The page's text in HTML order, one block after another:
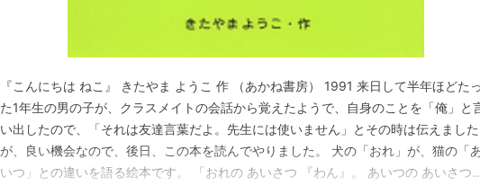
『こんにちは ねこ』 きたやま ようこ 作 （あかね書房） 1991 来日して半年ほどたっ
た1年生の男の子が、クラスメイトの会話から覚えたようで、自身のことを「俺」と
い出したので、「それは友達言葉だよ。先生には使いません」とその時は伝えました
が、良い機会なので、後日、この本を読んでやりました。 犬の「おれ」が、猫の「
いつ」との違いを語る絵本です。 「おれの あいさつ 『わん』。 あいつの あいさつ